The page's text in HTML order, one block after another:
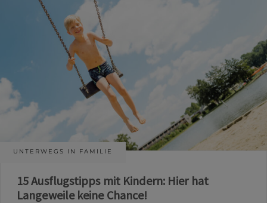
UNTERWEGS IN FAMILIE
15 Ausflugstipps mit Kindern: Hier hat
Langeweile keine Chance!